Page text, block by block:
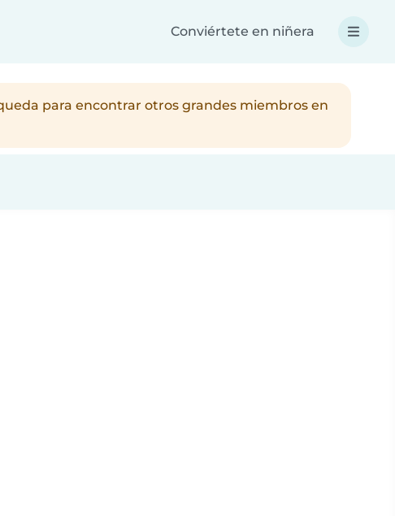
Conviértete en niñera
para encontrar otros grandes miembros en